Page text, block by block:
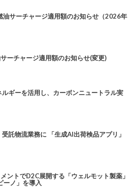
油サーチャージ適用額のお知らせ（2026年
ーチャージ適用額のお知らせ(変更)
ギーを活用し、カーボンニュートラル実
託物流業務に 「生成AI出荷検品アプリ」
ントでD2C展開する「ウェルモット製薬」
ーノ」を導入